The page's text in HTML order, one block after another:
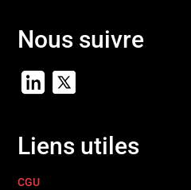
Nous suivre
Liens utiles
CGU